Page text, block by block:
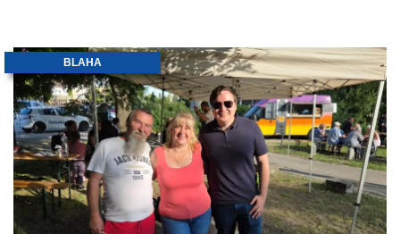
BLAHA